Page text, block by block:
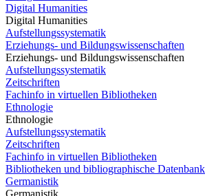
Digital Humanities
Digital Humanities
Aufstellungssystematik
Erziehungs- und Bildungswissenschaften
Erziehungs- und Bildungswissenschaften
Aufstellungssystematik
Zeitschriften
Fachinfo in virtuellen Bibliotheken
Ethnologie
Ethnologie
Aufstellungssystematik
Zeitschriften
Fachinfo in virtuellen Bibliotheken
Bibliotheken und bibliographische
Germanistik
Germanistik